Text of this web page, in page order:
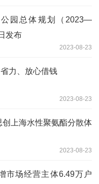
公园总体规划（2023—
发布
2023-08-23
力、放心借钱
2023-08-23
上海水性聚氨酯分散体
2023-08-23
市场经营主体6.49万户